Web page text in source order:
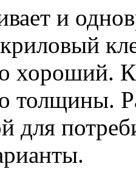
и
хороший.
толщины.
для